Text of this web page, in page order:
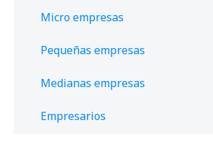
Micro empresas
Pequeñas empresas
Medianas empresas
Empresarios